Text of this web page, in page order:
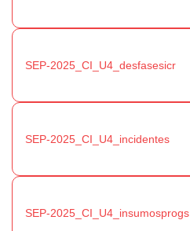
SEP-2025_CI_U4_desfasesicr
SEP-2025_CI_U4_incidentes
SEP-2025_CI_U4_insumosprogs